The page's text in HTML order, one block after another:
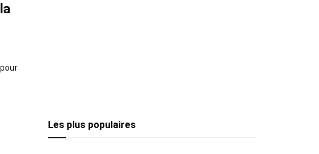
Les plus populaires